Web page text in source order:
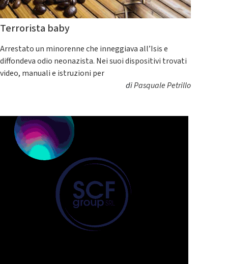
Terrorista baby
Arrestato un minorenne che inneggiava all’Isis e
diffondeva odio neonazista. Nei suoi dispositivi trovati
video, manuali e istruzioni per
diPasquale Petrillo